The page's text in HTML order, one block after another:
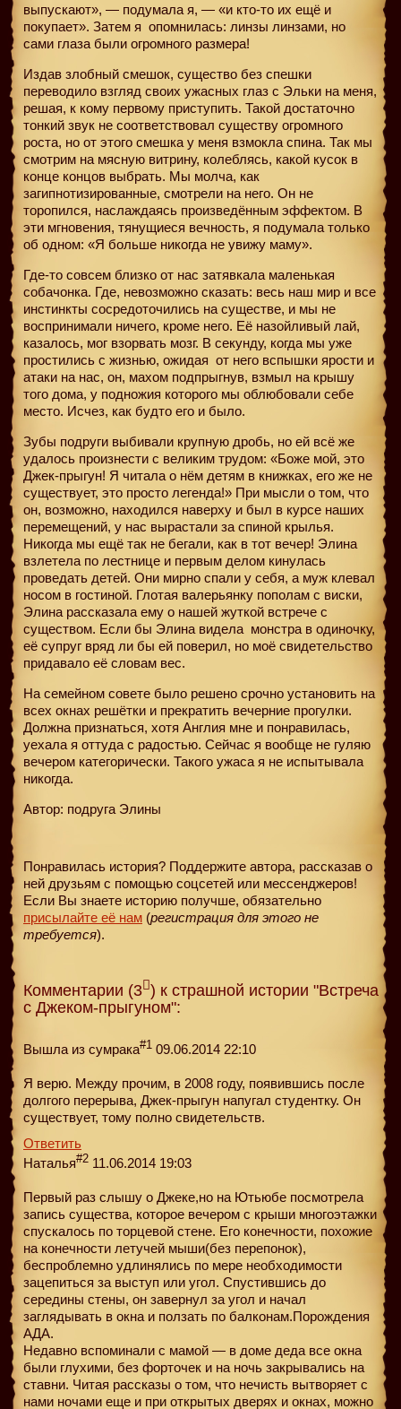
выпускают», — подумала я, — «и кто-то их ещё и
покупает». Затем я опомнилась: линзы линзами, но
сами глаза были огромного размера!
Издав злобный смешок, существо без спешки
переводило взгляд своих ужасных глаз с Эльки на меня,
решая, к кому первому приступить. Такой достаточно
тонкий звук не соответствовал существу огромного
роста, но от этого смешка у меня взмокла спина. Так мы
смотрим на мясную витрину, колеблясь, какой кусок в
конце концов выбрать. Мы молча, как
загипнотизированные, смотрели на него. Он не
торопился, наслаждаясь произведённым эффектом. В
эти мгновения, тянущиеся вечность, я подумала только
об одном: «Я больше никогда не увижу маму».
Где-то совсем близко от нас затявкала маленькая
собачонка. Где, невозможно сказать: весь наш мир и все
инстинкты сосредоточились на существе, и мы не
воспринимали ничего, кроме него. Её назойливый лай,
казалось, мог взорвать мозг. В секунду, когда мы уже
простились с жизнью, ожидая от него вспышки ярости и
атаки на нас, он, махом подпрыгнув, взмыл на крышу
того дома, у подножия которого мы облюбовали себе
место. Исчез, как будто его и было.
Зубы подруги выбивали крупную дробь, но ей всё же
удалось произнести с великим трудом: «Боже мой, это
Джек-прыгун! Я читала о нём детям в книжках, его же не
существует, это просто легенда!» При мысли о том, что
он, возможно, находился наверху и был в курсе наших
перемещений, у нас вырастали за спиной крылья.
Никогда мы ещё так не бегали, как в тот вечер! Элина
взлетела по лестнице и первым делом кинулась
проведать детей. Они мирно спали у себя, а муж клевал
носом в гостиной. Глотая валерьянку пополам с виски,
Элина рассказала ему о нашей жуткой встрече с
существом. Если бы Элина видела монстра в одиночку,
её супруг вряд ли бы ей поверил, но моё свидетельство
придавало её словам вес.
На семейном совете было решено срочно установить на
всех окнах решётки и прекратить вечерние прогулки.
Должна признаться, хотя Англия мне и понравилась,
уехала я оттуда с радостью. Сейчас я вообще не гуляю
вечером категорически. Такого ужаса я не испытывала
никогда.
Автор: подруга Элины
Понравилась история? Поддержите автора, рассказав о
ней друзьям с помощью соцсетей или мессенджеров!
Если Вы знаете историю получше, обязательно
присылайте её нам (регистрация для этого не
требуется).
Комментарии (3 ) к страшной истории "Встреча
с Джеком-прыгуном":
Вышла из сумрака#1 09.06.2014 22:10
Я верю. Между прочим, в 2008 году, появившись после
долгого перерыва, Джек-прыгун напугал студентку. Он
существует, тому полно свидетельств.
Ответить
Наталья#2 11.06.2014 19:03
Первый раз слышу о Джеке,но на Ютьюбе посмотрела
запись существа, которое вечером с крыши многоэтажки
спускалось по торцевой стене. Его конечности, похожие
на конечности летучей мыши(без перепонок),
беспроблемно удлинялись по мере необходимости
зацепиться за выступ или угол. Спустившись до
середины стены, он завернул за угол и начал
заглядывать в окна и ползать по балконам.Порождения
АДА.
Недавно вспоминали с мамой — в доме деда все окна
были глухими, без форточек и на ночь закрывались на
ставни. Читая рассказы о том, что нечисть вытворяет с
нами ночами еще и при открытых дверях и окнах, можно